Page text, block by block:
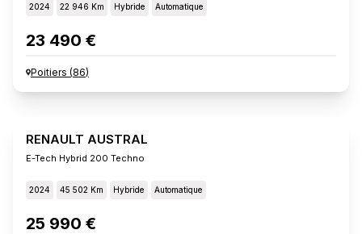
2024 22 946 Km Hybride Automatique
23 490 €
Poitiers (86)
RENAULT AUSTRAL
E-Tech Hybrid 200 Techno
2024 45 502 Km Hybride Automatique
25 990 €